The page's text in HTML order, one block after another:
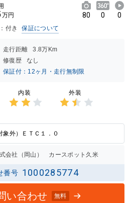
万円 80 0 0
付き 保証について
走行距離
3.8万Km
修復歴
なし
保証付：12ヶ月・走行無制限
内装
2点の
評価
外装
1.5点
外）ＥＴＣ１．０
会社（岡山） カースポット久米
番号 1000285774
い合わせ 無料